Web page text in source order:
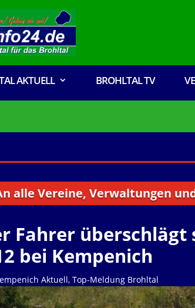
AKTUELL BROHLTAL TV
Vereine, Verwaltungen und
Fahrer überschlägt
bei Kempenich
Aktuell,Top-Meldung Brohltal